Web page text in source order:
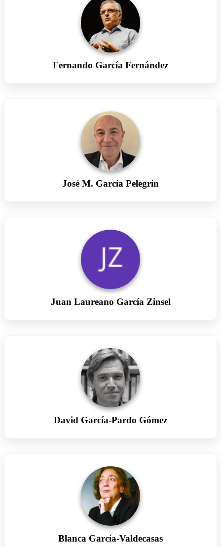
Fernando García Fernández
José M. García Pelegrín
Juan Laureano García Zinsel
David García-Pardo Gómez
Blanca García-Valdecasas